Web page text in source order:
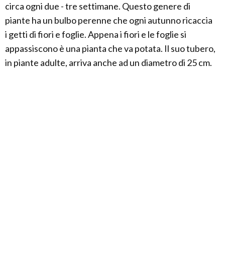
circa ogni due - tre settimane. Questo genere di
piante ha un bulbo perenne che ogni autunno ricaccia
i getti di fiori e foglie. Appena i fiori e le foglie si
appassiscono è una pianta che va potata. Il suo tubero,
in piante adulte, arriva anche ad un diametro di 25 cm.